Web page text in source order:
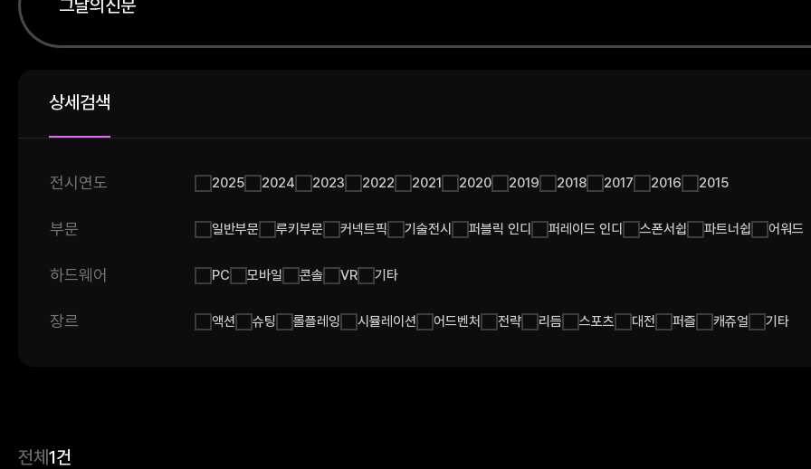
상세검색
전시연도 2025 2024 2023 2022 2021 2020 2019 2018 2017 2016 2015
부문 일반부문 루키부문 커넥트픽 기술전시 퍼블릭 인디 퍼레이드 인디 스폰서쉽 파트너쉽 어워드
하드웨어 PC 모바일 콘솔 VR 기타
장르 액션 슈팅 롤플레잉 시뮬레이션 어드벤처 전략 리듬 스포츠 대전 퍼즐 캐쥬얼 기타
전체 1건